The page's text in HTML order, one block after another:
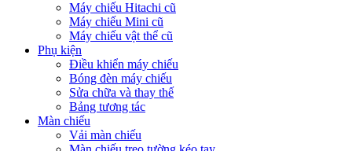
Máy chiếu Hitachi cũ
Máy chiếu Mini cũ
Máy chiếu vật thể cũ
Phụ kiện
Điều khiển máy chiếu
Bóng đèn máy chiếu
Sửa chữa và thay thế
Bảng tương tác
Màn chiếu
Vải màn chiếu